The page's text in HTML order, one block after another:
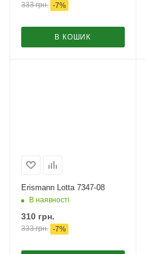
333грн. -7%
В КОШИК
Erismann Lotta 7347-08
В наявності
310 грн.
333грн. -7%